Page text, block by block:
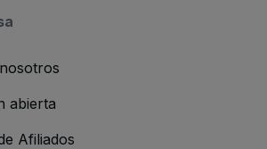
abierta
Afiliados